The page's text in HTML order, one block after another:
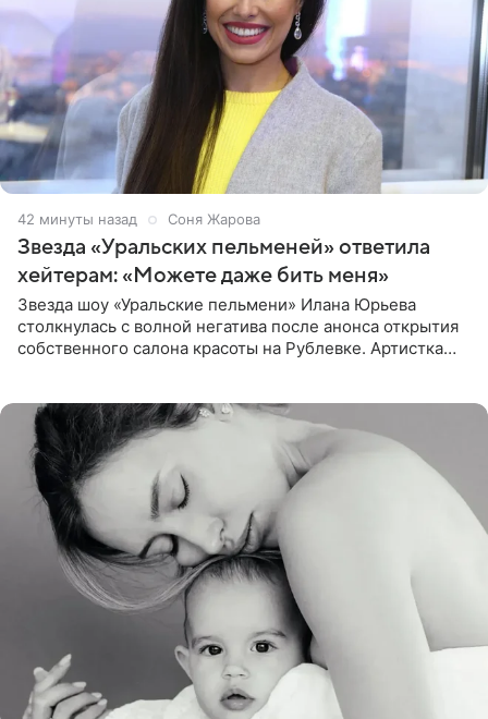
42 минуты назад Соня Жарова
Звезда «Уральских пельменей» ответила
хейтерам: «Можете даже бить меня»
Звезда шоу «Уральские пельмени» Илана Юрьева
столкнулась с волной негатива после анонса открытия
собственного салона красоты на Рублевке. Артистка